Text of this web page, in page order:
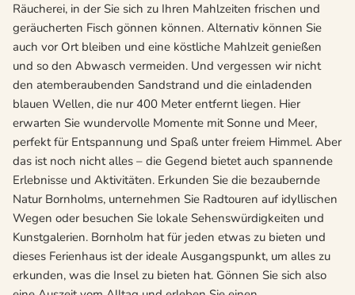
Räucherei, in der Sie sich zu Ihren Mahlzeiten frischen und
geräucherten Fisch gönnen können. Alternativ können Sie
auch vor Ort bleiben und eine köstliche Mahlzeit genießen
und so den Abwasch vermeiden. Und vergessen wir nicht
den atemberaubenden Sandstrand und die einladenden
blauen Wellen, die nur 400 Meter entfernt liegen. Hier
erwarten Sie wundervolle Momente mit Sonne und Meer,
perfekt für Entspannung und Spaß unter freiem Himmel. Aber
das ist noch nicht alles – die Gegend bietet auch spannende
Erlebnisse und Aktivitäten. Erkunden Sie die bezaubernde
Natur Bornholms, unternehmen Sie Radtouren auf idyllischen
Wegen oder besuchen Sie lokale Sehenswürdigkeiten und
Kunstgalerien. Bornholm hat für jeden etwas zu bieten und
dieses Ferienhaus ist der ideale Ausgangspunkt, um alles zu
erkunden, was die Insel zu bieten hat. Gönnen Sie sich also